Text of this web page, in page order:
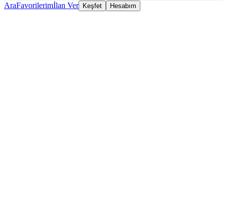
AraFavorilerimİlan Ver Keşfet Hesabım